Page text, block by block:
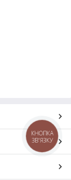
КНОПКА
ЗВ'ЯЗКУ